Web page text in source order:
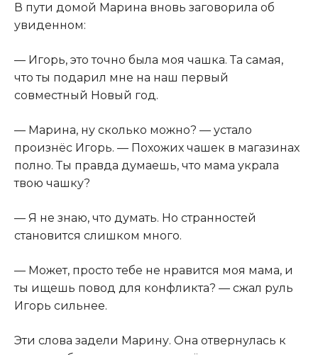
В пути домой Марина вновь заговорила об
увиденном:
— Игорь, это точно была моя чашка. Та самая,
что ты подарил мне на наш первый
совместный Новый год.
— Марина, ну сколько можно? — устало
произнёс Игорь. — Похожих чашек в магазинах
полно. Ты правда думаешь, что мама украла
твою чашку?
— Я не знаю, что думать. Но странностей
становится слишком много.
— Может, просто тебе не нравится моя мама, и
ты ищешь повод для конфликта? — сжал руль
Игорь сильнее.
Эти слова задели Марину. Она отвернулась к